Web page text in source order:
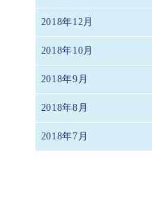
2018年12月
2018年10月
2018年9月
2018年8月
2018年7月